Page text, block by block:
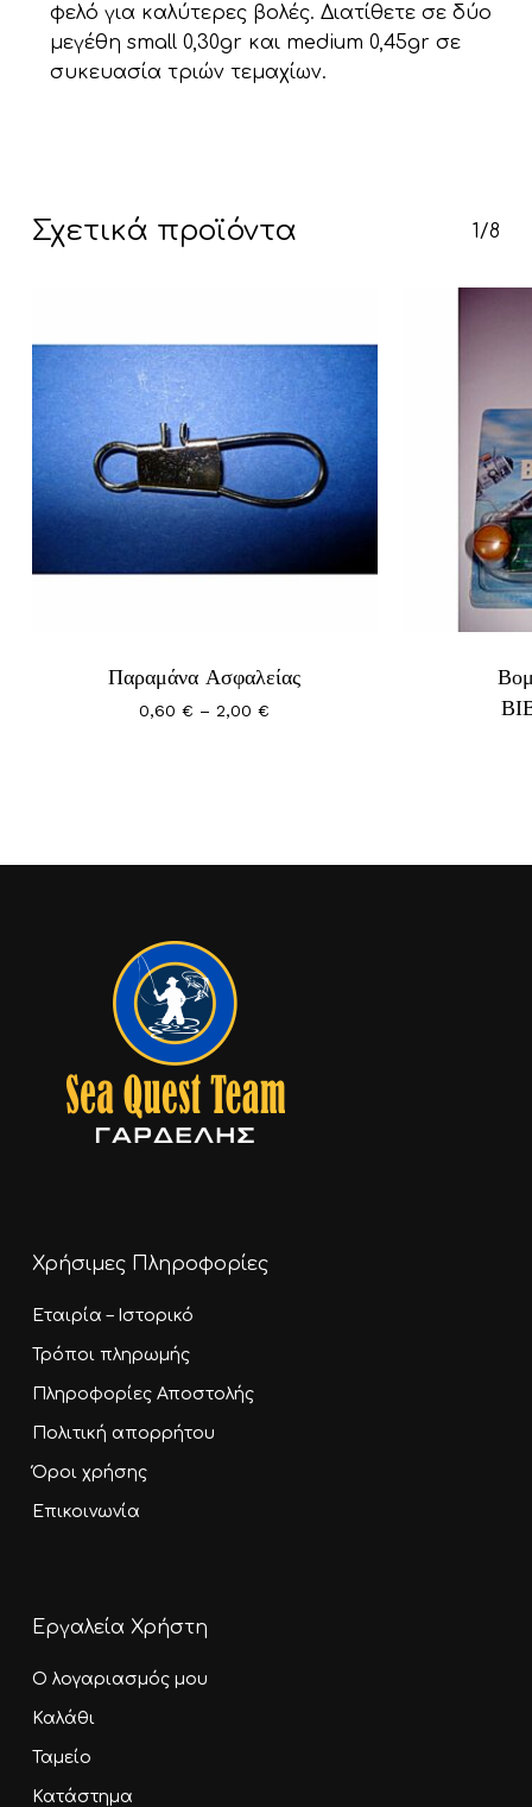
Go To Shop
φελό για καλύτερες βολές. Διατίθετε σε δύο
μεγέθη small 0,30gr και medium 0,45gr σε
συκευασία τριών τεμαχίων.
Σχετικά προϊόντα 1/8
Παραμάνα Ασφαλείας
0,60€ – 2,00€
Χρήσιμες Πληροφορίες
Εταιρία – Ιστορικό
Τρόποι πληρωμής
Πληροφορίες Αποστολής
Πολιτική απορρήτου
Όροι χρήσης
Επικοινωνία
Εργαλεία Χρήστη
Ο λογαριασμός μου
Καλάθι
Ταμείο
Κατάστημα